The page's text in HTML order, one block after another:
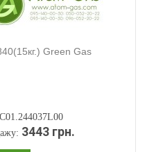
Green Gas
3443 грн.